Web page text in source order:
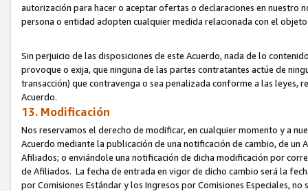
autorización para hacer o aceptar ofertas o declaraciones en nuestro
persona o entidad adopten cualquier medida relacionada con el
Sin perjuicio de las disposiciones de este Acuerdo, nada de lo
provoque o exija, que ninguna de las partes contratantes actúe de
transacción) que contravenga o sea penalizada conforme a las leyes,
Acuerdo.
13. Modificación
Nos reservamos el derecho de modificar, en cualquier momento y a
Acuerdo mediante la publicación de una notificación de cambio, de
Afiliados; o enviándole una notificación de dicha modificación por
de Afiliados. La fecha de entrada en vigor de dicho cambio será la
por Comisiones Estándar y los Ingresos por Comisiones Especiales,